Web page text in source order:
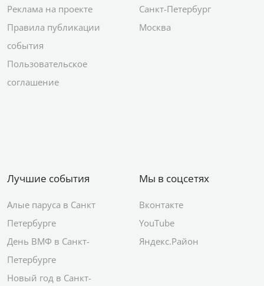
Реклама на проекте
Правила публикации
события
Пользовательское
соглашение
Санкт-Петербург
Москва
Лучшие события
Алые паруса в Санкт
Петербурге
День ВМФ в Санкт-
Петербурге
Новый год в Санкт-
Мы в соцсетях
Вконтакте
YouTube
Яндекс.Район